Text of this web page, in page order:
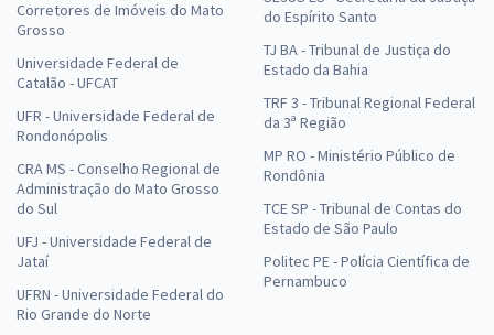
Corretores de Imóveis do Mato
Grosso
Universidade Federal de
Catalão - UFCAT
UFR - Universidade Federal de
Rondonópolis
CRA MS - Conselho Regional de
Administração do Mato Grosso
do Sul
UFJ - Universidade Federal de
Jataí
UFRN - Universidade Federal do
Rio Grande do Norte
do Espírito Santo
TJ BA - Tribunal de Justiça do
Estado da Bahia
TRF 3 - Tribunal Regional Federal
da 3ª Região
MP RO - Ministério Público de
Rondônia
TCE SP - Tribunal de Contas do
Estado de São Paulo
Politec PE - Polícia Científica de
Pernambuco